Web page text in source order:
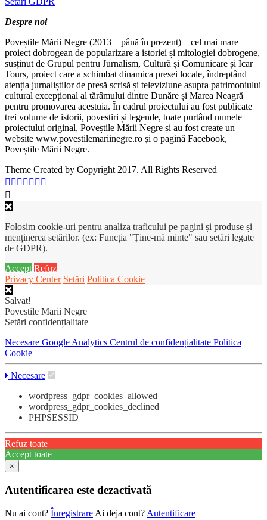
Despre noi
Poveștile Mării Negre (2013 – până în prezent) – cel mai mare
proiect dobrogean de popularizare a istoriei și mitologiei dobrogene,
susținut de Grupul pentru Jurnalism, Cultură și Comunicare și Icar
Tours, proiect care a schimbat dinamica presei locale, îndreptând
atenția jurnaliștilor de presă scrisă și televiziune asupra patrimoniului
cultural excepțional al tărâmului dintre Dunăre și Marea Neagră
pentru promovarea acestuia. În cadrul proiectului au fost publicate
trei volume de istorii, povestiri și legende, toate purtând numele
proiectului original, Poveștile Mării Negre și au fost create un
website www.povestilemariinegre.ro și o pagină Facebook,
Poveștile Mării Negre.
Theme Created by Copyright 2017. All Rights Reserved
Folosim cookie-uri pentru analiza traficului pe pagini și produse și
menținerea setărilor. (ex: Funcția "Ține-mă minte" sau setări legate
de GDPR).
Accept Refuz
Privacy Center Setări Politica Cookie
Salvat!
Povestile Marii Negre
Setări confidențialitate
Necesare Google Analytics Centrul de confidențialitate Politica
Cookie
Necesare
wordpress_gdpr_cookies_allowed
wordpress_gdpr_cookies_declined
PHPSESSID
Refuz toate
Accept toate
×
Autentificarea este dezactivată
Nu ai cont? Înregistrare Ai deja cont? Autentificare